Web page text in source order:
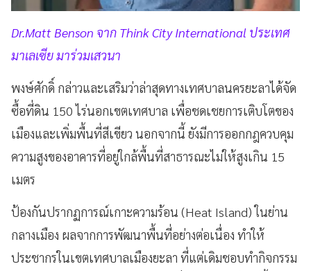
Dr.Matt Benson จาก Think City International ประเทศ
มาเลเซีย มาร่วมเสวนา
พงษ์ศักดิ์ กล่าวและเสริมว่าล่าสุดทางเทศบาลนครยะลาได้จัด
ซื้อที่ดิน 150 ไร่นอกเขตเทศบาล เพื่อชดเชยการเติบโตของ
เมืองและเพิ่มพื้นที่สีเขียว นอกจากนี้ ยังมีการออกกฎควบคุม
ความสูงของอาคารที่อยู่ใกล้พื้นที่สาธารณะไม่ให้สูงเกิน 15
เมตร
ป้องกันปรากฏการณ์เกาะความร้อน (Heat Island) ในย่าน
กลางเมือง ผลจากการพัฒนาพื้นที่อย่างต่อเนื่อง ทำให้
ประชากรในเขตเทศบาลเมืองยะลา ที่แต่เดิมชอบทำกิจกรรม